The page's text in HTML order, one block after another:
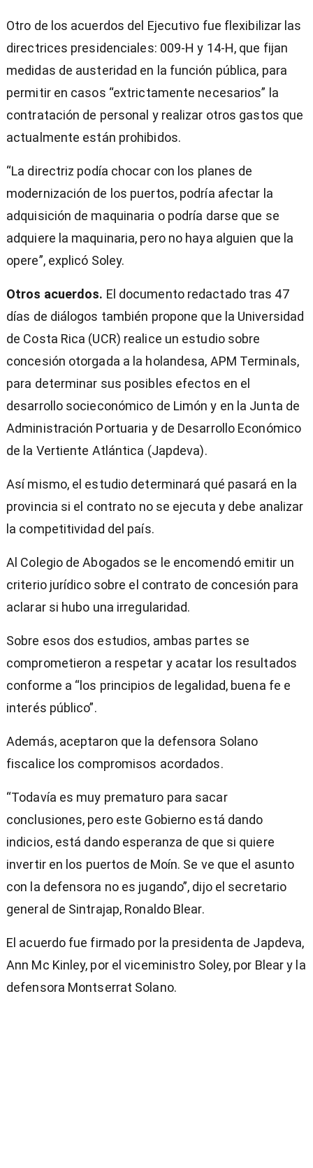
Otro de los acuerdos del Ejecutivo fue flexibilizar las
directrices presidenciales: 009-H y 14-H, que fijan
medidas de austeridad en la función pública, para
permitir en casos “extrictamente necesarios” la
contratación de personal y realizar otros gastos que
actualmente están prohibidos.
“La directriz podía chocar con los planes de
modernización de los puertos, podría afectar la
adquisición de maquinaria o podría darse que se
adquiere la maquinaria, pero no haya alguien que la
opere”, explicó Soley.
Otros acuerdos. El documento redactado tras 47
días de diálogos también propone que la Universidad
de Costa Rica (UCR) realice un estudio sobre
concesión otorgada a la holandesa, APM Terminals,
para determinar sus posibles efectos en el
desarrollo socieconómico de Limón y en la Junta de
Administración Portuaria y de Desarrollo Económico
de la Vertiente Atlántica (Japdeva).
Así mismo, el estudio determinará qué pasará en la
provincia si el contrato no se ejecuta y debe analizar
la competitividad del país.
Al Colegio de Abogados se le encomendó emitir un
criterio jurídico sobre el contrato de concesión para
aclarar si hubo una irregularidad.
Sobre esos dos estudios, ambas partes se
comprometieron a respetar y acatar los resultados
conforme a “los principios de legalidad, buena fe e
interés público”.
Además, aceptaron que la defensora Solano
fiscalice los compromisos acordados.
“Todavía es muy prematuro para sacar
conclusiones, pero este Gobierno está dando
indicios, está dando esperanza de que si quiere
invertir en los puertos de Moín. Se ve que el asunto
con la defensora no es jugando”, dijo el secretario
general de Sintrajap, Ronaldo Blear.
El acuerdo fue firmado por la presidenta de Japdeva,
Ann Mc Kinley, por el viceministro Soley, por Blear y la
defensora Montserrat Solano.